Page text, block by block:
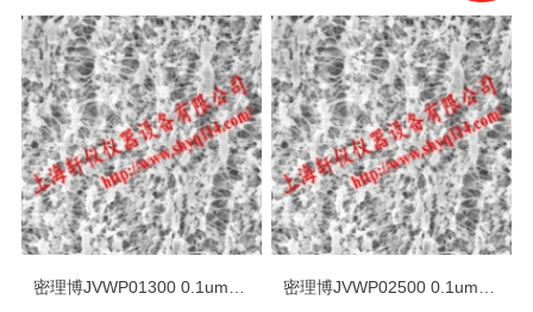
密理博JVWP01300 0.1um*13mm亲水PTFE表面滤膜 密理博JVWP02500 0.1um*25mm亲水PTFE表面滤膜